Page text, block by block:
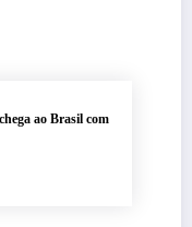
ao Brasil com